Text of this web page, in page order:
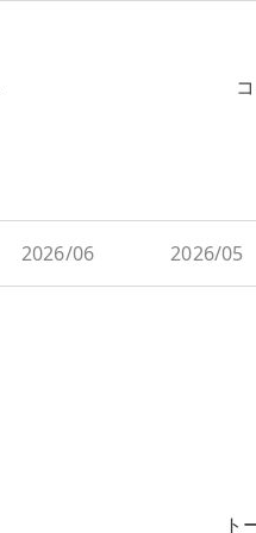
2026/06 2026/05
ト